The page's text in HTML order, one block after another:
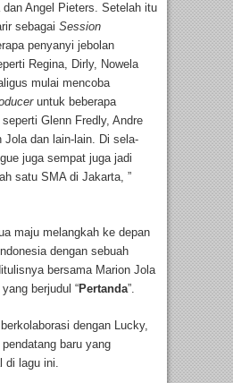
Angel Pieters. Setelah itu
sebagai Session
penyanyi jebolan
Regina, Dirly, Nowela
mulai mencoba
untuk beberapa
Glenn Fredly, Andre
Jola dan lain-lain. Di sela-
juga sempat juga jadi
satu SMA di Jakarta, ”
maju melangkah ke depan
dengan sebuah
bersama Marion Jola
berjudul “Pertanda”.
dengan Lucky,
baru yang
di lagu ini.